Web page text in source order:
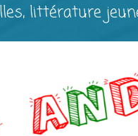
littérature